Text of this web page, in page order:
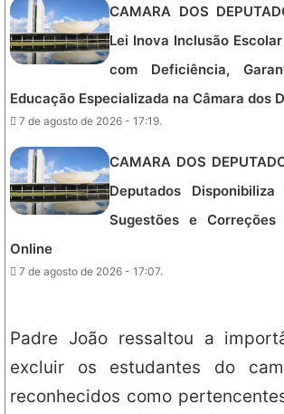
CAMARA DOS
Lei Inova Inclusão
com Deficiência,
Educação Especializada na Câmara dos
7 de agosto de 2026 - 17:19.
CAMARA DOS
Deputados
Sugestões e
Online
7 de agosto de 2026 - 17:07.
Padre João ressaltou a
excluir os estudantes do
reconhecidos como